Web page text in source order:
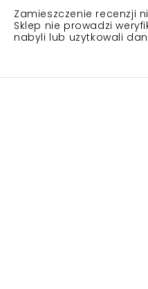
Zamieszczenie recenzji
Sklep nie prowadzi
nabyli lub użytkowali